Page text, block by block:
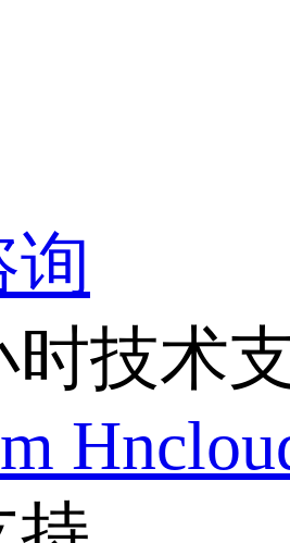
询
时技术